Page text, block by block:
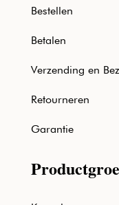
Bestellen
Betalen
Verzending en
Retourneren
Garantie